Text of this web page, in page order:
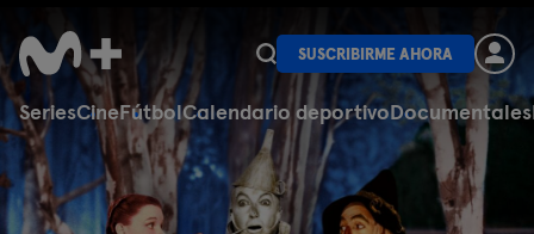
SeriesCineFútbolCalendario deportivoDocumentales
SUSCRIBIRME AHORA